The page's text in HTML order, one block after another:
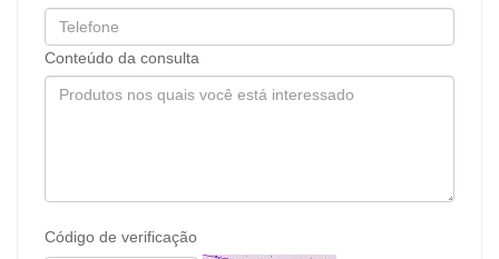
Conteúdo da consulta
Código de verificação